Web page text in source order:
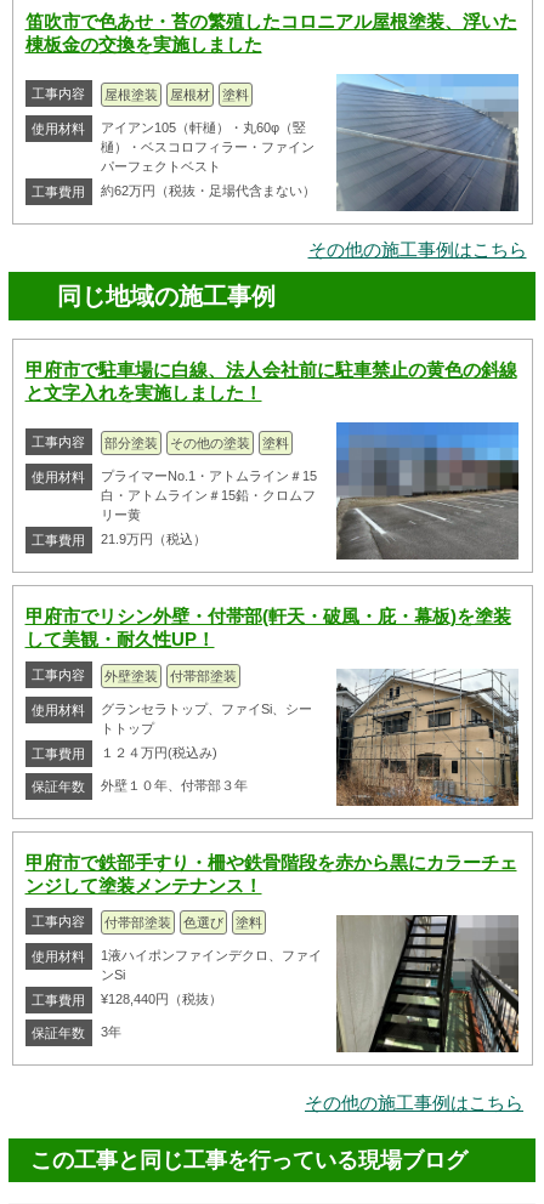
笛吹市で色あせ・苔の繁殖したコロニアル屋根塗装、浮いた
棟板金の交換を実施しました
工事内容 屋根塗装 屋根材 塗料
使用材料
アイアン105（軒樋）・丸60φ（竪
樋）・ベスコロフィラー・ファイン
パーフェクトベスト
工事費用
約62万円（税抜・足場代含まない）
その他の施工事例はこちら
同じ地域の施工事例
甲府市で駐車場に白線、法人会社前に駐車禁止の黄色の斜線
と文字入れを実施しました！
工事内容 部分塗装 その他の塗装 塗料
使用材料
プライマーNo.1・アトムライン＃15
白・アトムライン＃15鉛・クロムフ
リー黄
工事費用
21.9万円（税込）
甲府市でリシン外壁・付帯部(軒天・破風・庇・幕板)を塗装
して美観・耐久性UP！
工事内容 外壁塗装 付帯部塗装
使用材料
グランセラトップ、ファイSi、シー
トトップ
工事費用
１２４万円(税込み)
保証年数 外壁１０年、付帯部３年
甲府市で鉄部手すり・柵や鉄骨階段を赤から黒にカラーチェ
ンジして塗装メンテナンス！
工事内容 付帯部塗装 色選び 塗料
使用材料
1液ハイポンファインデクロ、ファイ
ンSi
工事費用
¥128,440円（税抜）
保証年数 3年
その他の施工事例はこちら
この工事と同じ工事を行っている現場ブログ